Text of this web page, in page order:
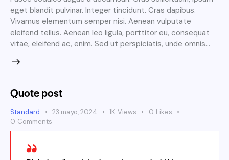
eget blandit pulvinar. Integer tincidunt. Cras dapibus.
Vivamus elementum semper nisi. Aenean vulputate
eleifend tellus. Aenean leo ligula, porttitor eu, consequat
vitae, eleifend ac, enim. Sed ut perspiciatis, unde omnis…
Quote post
Standard 23 mayo, 2024 1K Views 0 Likes
0 Comments